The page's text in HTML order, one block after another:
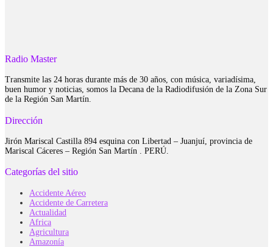
Radio Master
Transmite las 24 horas durante más de 30 años, con música, variadísima,
buen humor y noticias, somos la Decana de la Radiodifusión de la Zona Sur
de la Región San Martín.
Dirección
Jirón Mariscal Castilla 894 esquina con Libertad – Juanjuí, provincia de
Mariscal Cáceres – Región San Martín . PERÚ.
Categorías del sitio
Accidente Aéreo
Accidente de Carretera
Actualidad
Africa
Agricultura
Amazonía